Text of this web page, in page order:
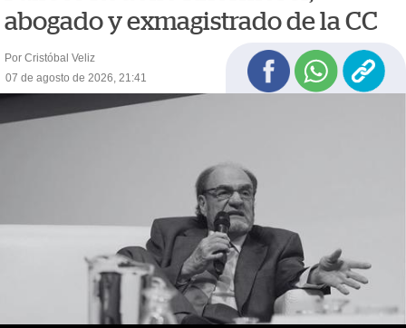
abogado y exmagistrado de la CC
Por Cristóbal Veliz
07 de agosto de 2026, 21:41